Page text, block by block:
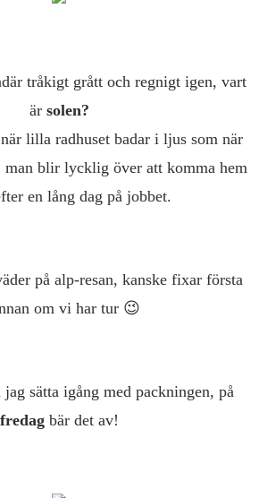
tråkigt grått och regnigt igen, vart
är solen?
lilla radhuset badar i ljus som när
man blir lycklig över att komma hem
en lång dag på jobbet.
på alp-resan, kanske fixar första
om vi har tur 😉
sätta igång med packningen, på
fredag bär det av!